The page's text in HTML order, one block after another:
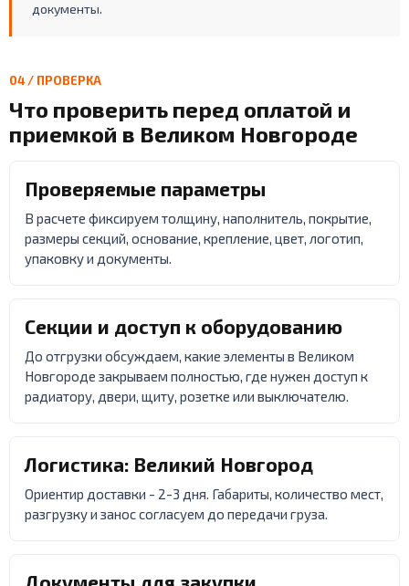
документы.
04 / ПРОВЕРКА
Что проверить перед оплатой и
приемкой в Великом Новгороде
Проверяемые параметры
В расчете фиксируем толщину, наполнитель, покрытие,
размеры секций, основание, крепление, цвет, логотип,
упаковку и документы.
Секции и доступ к оборудованию
До отгрузки обсуждаем, какие элементы в Великом
Новгороде закрываем полностью, где нужен доступ к
радиатору, двери, щиту, розетке или выключателю.
Логистика: Великий Новгород
Ориентир доставки - 2-3 дня. Габариты, количество мест,
разгрузку и занос согласуем до передачи груза.